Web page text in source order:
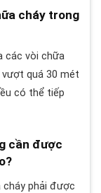
cháy trong
các vòi chữa
quá 30 mét
có thể tiếp
cần được
cháy phải được